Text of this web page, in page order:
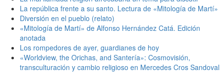
La república frente a su santo. Lectura de «Mitología de Martí»
Diversión en el pueblo (relato)
«Mitología de Martí» de Alfonso Hernández Catá. Edición
anotada
Los rompedores de ayer, guardianes de hoy
«Worldview, the Orichas, and Santería»: Cosmovisión,
transculturación y cambio religioso en Mercedes Cros Sandoval